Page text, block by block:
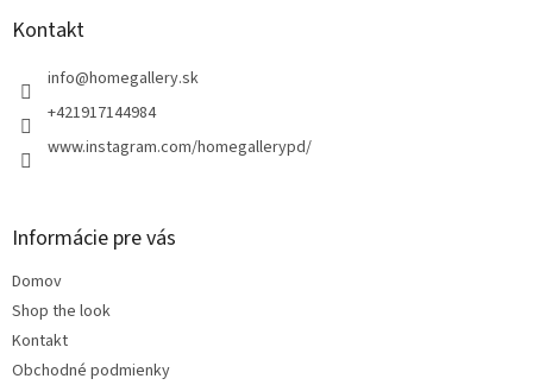
Kontakt
info@homegallery.sk
+421917144984
www.instagram.com/homegallerypd/
Informácie pre vás
Domov
Shop the look
Kontakt
Obchodné podmienky